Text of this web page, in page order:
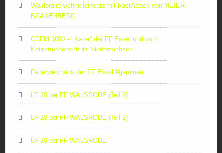
Waldbrand-Schnelleinsatz mit FastAttack von MEIER-
BRAKENBERG
CCFM 3000 – „Kater“ der FF Essel und vom
Katastrophenschutz Niedersachsen
Feuerwehrhaus der FF Essel #ganzneu
LF 20 der FF WALSRODE (Teil 3)
LF 20 der FF WALSRODE (Teil 2)
LF 20 der FF WALSRODE